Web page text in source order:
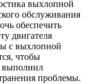
выхлопной
обслуживания
обеспечить
двигателя
с выхлопной
чтобы
выполнил
проблемы.